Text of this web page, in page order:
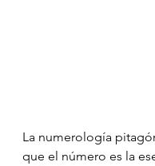
La numerología
que el número es la